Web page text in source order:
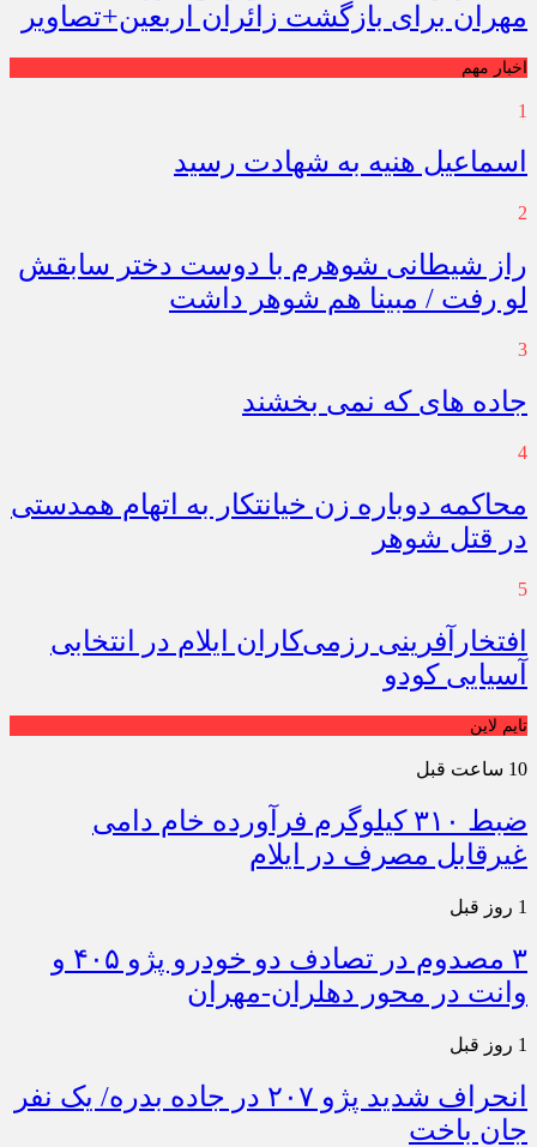
مهران برای بازگشت زائران اربعین+تصاویر
اخبار مهم
1
اسماعیل هنیه به شهادت رسید
2
راز شیطانی شوهرم با دوست دختر سابقش
لو رفت / مبینا هم شوهر داشت
3
جاده های که نمی بخشند
4
محاکمه دوباره زن خیانتکار به اتهام همدستی
در قتل شوهر
5
افتخارآفرینی رزمی‌کاران ایلام در انتخابی
آسیایی کودو
تایم لاین
10 ساعت قبل
ضبط ۳۱۰ کیلوگرم فرآورده خام دامی
غیرقابل مصرف در ایلام
1 روز قبل
۳ مصدوم در تصادف دو خودرو پژو ۴۰۵ و
وانت در محور دهلران-مهران
1 روز قبل
انحراف شدید پژو ۲۰۷ در جاده بدره/ یک نفر
جان باخت